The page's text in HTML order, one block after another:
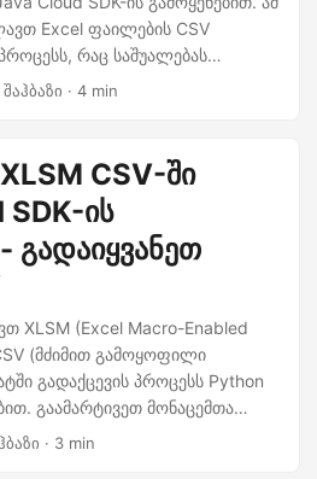
Excel ფაილების CSV
რაც საშუალებას
მონაცემთა დამუშავების
მანიპულირება ან
მიგრაცია, ეს
აუცილებელ ნაბიჯებს Excel-
· 4 min
CSV-ში
ის
გადაიყვანეთ
XLSM (Excel Macro-Enabled
(მძიმით გამოყოფილი
გადაქცევის პროცესს Python
გაამარტივეთ მონაცემთა
ის CSV-ად გარდაქმნით
· 3 min